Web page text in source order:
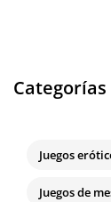
Juegos
Juegos de